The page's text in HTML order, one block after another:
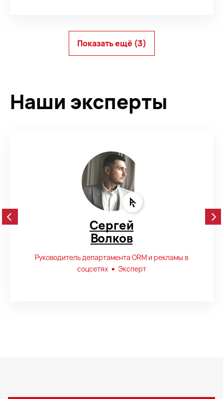
Показать ещё (3)
Наши эксперты
Сергей
Волков
Руководитель департамента ORM и рекламы в
соцсетях • Эксперт